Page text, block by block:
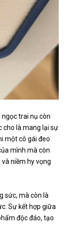
trai nụ còn
cho là mang lại sự
một cô gái đeo
mình mà còn
niềm hy vọng
sức, mà còn là
Sự kết hợp giữa
độc đáo, tạo